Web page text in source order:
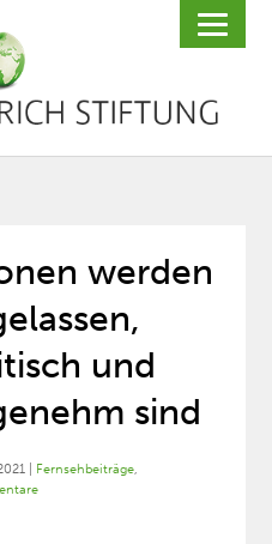
werden
und
sind
Fernsehbeiträge,